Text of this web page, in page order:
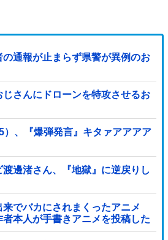
通報が止まらず県警が異例のお
じさんにドローンを特攻させるお
）、『爆弾発言』キタァアアアア
渡邊渚さん、『地獄』に逆戻りし
でバカにされまくったアニメ
者本人が手書きアニメを投稿した
ｗ他